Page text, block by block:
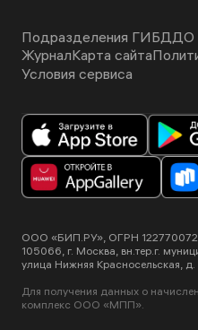
Подразделения ГИБДДО
ЖурналКарта сайта
Условия сервиса
ООО «БИП.РУ», ОГРН
105066, г. Москва, вн.тер.г.
улица Нижняя Красносельская,
Для получения данных о
комплекс ООО «МПП».